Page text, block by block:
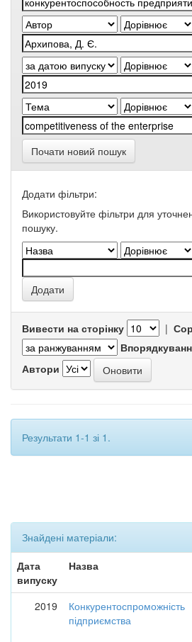
Почати новий пошук
Додати фільтри:
Використовуйте фільтри для
пошуку.
Вивести на сторінку |
Автори
Результати 1-1 зі 1.
Знайдені матеріали:
Дата
випуску
Назва
2019
Конкурентоспроможність
підприємства